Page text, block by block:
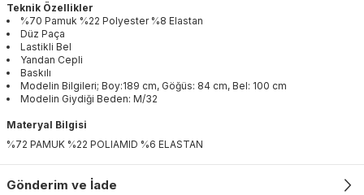
Teknik Özellikler
%70 Pamuk %22 Polyester %8 Elastan
Düz Paça
Lastikli Bel
Yandan Cepli
Baskılı
Modelin Bilgileri; Boy:189 cm, Göğüs: 84 cm, Bel: 100 cm
Modelin Giydiği Beden: M/32
Materyal Bilgisi
%72 PAMUK %22 POLIAMID %6 ELASTAN
Gönderim ve İade